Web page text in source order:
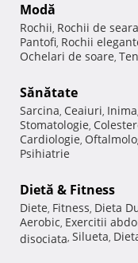
Modă
Rochii, Rochii de seara
Pantofi, Rochii
Ochelari de soare,
Sănătate
Sarcina, Ceaiuri, Inima,
Stomatologie,
Cardiologie,
Psihiatrie
Dietă & Fitness
Diete, Fitness, Dieta
Aerobic, Exercitii
disociata, Silueta,